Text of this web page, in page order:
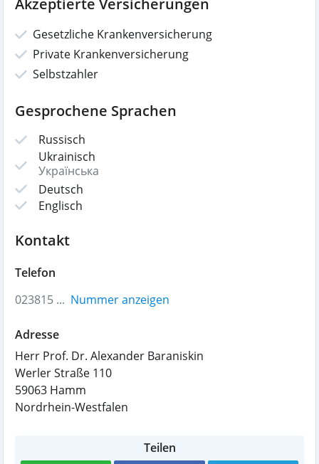
Akzeptierte Versicherungen
Gesetzliche Krankenversicherung
Private Krankenversicherung
Selbstzahler
Gesprochene Sprachen
Russisch
Ukrainisch
Українська
Deutsch
Englisch
Kontakt
Telefon
023815 ... Nummer anzeigen
Adresse
Herr Prof. Dr. Alexander Baraniskin
Werler Straße 110
59063 Hamm
Nordrhein-Westfalen
Teilen